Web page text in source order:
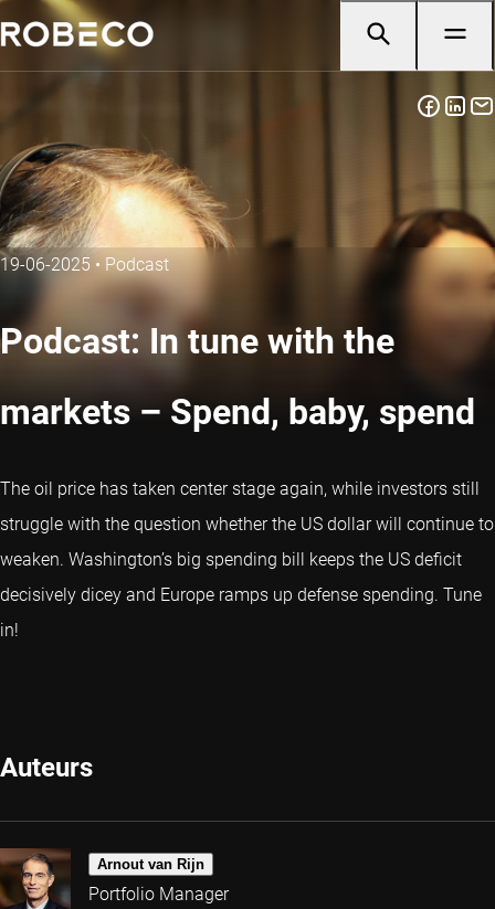
19-06-2025 • Podcast
Podcast: In tune with the
markets – Spend, baby, spend
The oil price has taken center stage again, while investors still
struggle with the question whether the US dollar will continue to
weaken. Washington’s big spending bill keeps the US deficit
decisively dicey and Europe ramps up defense spending. Tune
in!
Auteurs
Arnout van Rijn
Portfolio Manager